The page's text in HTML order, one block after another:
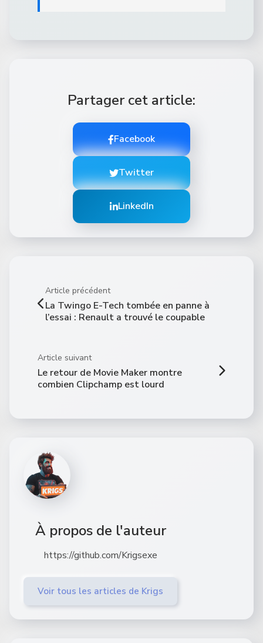
Partager cet article:
Facebook
Twitter
LinkedIn
Article précédent
La Twingo E-Tech tombée en panne à
l’essai : Renault a trouvé le coupable
Article suivant
Le retour de Movie Maker montre
combien Clipchamp est lourd
À propos de l'auteur
https://github.com/Krigsexe
Voir tous les articles de Krigs